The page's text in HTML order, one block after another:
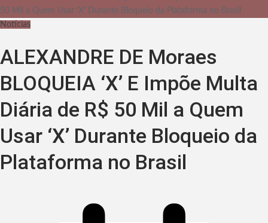
Notícias
ALEXANDRE DE Moraes
BLOQUEIA ‘X’ E Impõe Multa
Diária de R$ 50 Mil a Quem
Usar ‘X’ Durante Bloqueio da
Plataforma no Brasil